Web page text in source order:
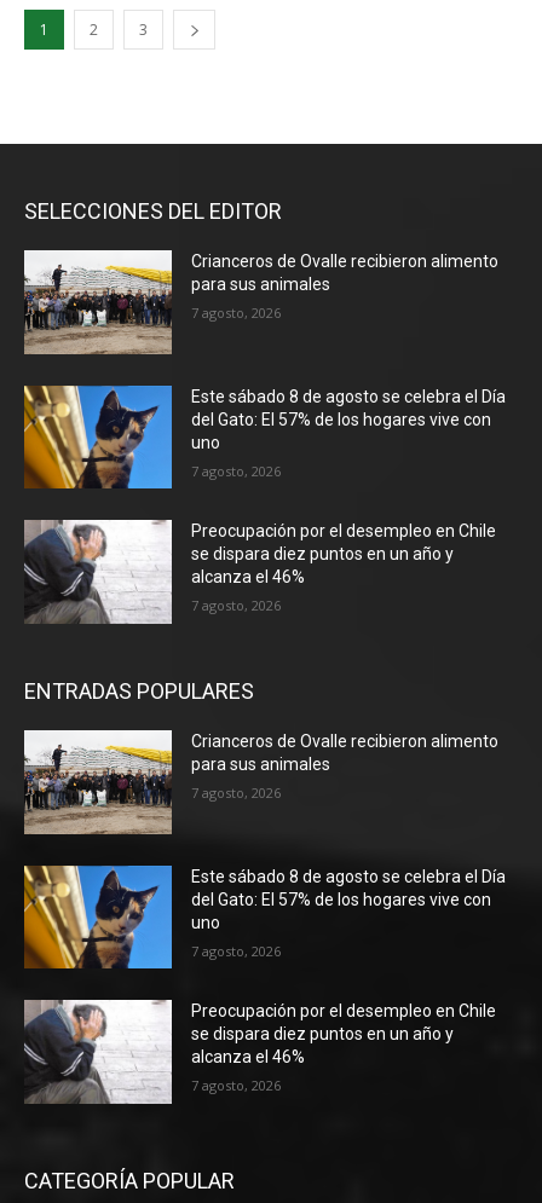
1 2 3
SELECCIONES DEL EDITOR
Crianceros de Ovalle recibieron alimento
para sus animales
7 agosto, 2026
Este sábado 8 de agosto se celebra el Día
del Gato: El 57% de los hogares vive con
uno
7 agosto, 2026
Preocupación por el desempleo en Chile
se dispara diez puntos en un año y
alcanza el 46%
7 agosto, 2026
ENTRADAS POPULARES
Crianceros de Ovalle recibieron alimento
para sus animales
7 agosto, 2026
Este sábado 8 de agosto se celebra el Día
del Gato: El 57% de los hogares vive con
uno
7 agosto, 2026
Preocupación por el desempleo en Chile
se dispara diez puntos en un año y
alcanza el 46%
7 agosto, 2026
CATEGORÍA POPULAR